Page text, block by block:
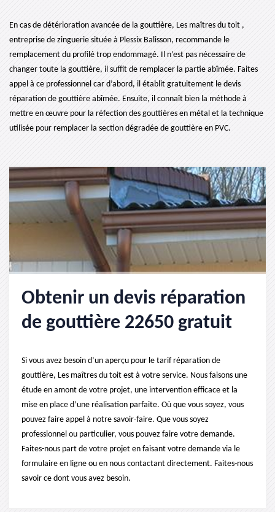
En cas de détérioration avancée de la gouttière, Les maîtres du toit ,
entreprise de zinguerie située à Plessix Balisson, recommande le
remplacement du profilé trop endommagé. Il n’est pas nécessaire de
changer toute la gouttière, il suffit de remplacer la partie abîmée. Faites
appel à ce professionnel car d’abord, il établit gratuitement le devis
réparation de gouttière abîmée. Ensuite, il connaît bien la méthode à
mettre en œuvre pour la réfection des gouttières en métal et la technique
utilisée pour remplacer la section dégradée de gouttière en PVC.
Obtenir un devis réparation
de gouttière 22650 gratuit
Si vous avez besoin d’un aperçu pour le tarif réparation de
gouttière, Les maîtres du toit est à votre service. Nous faisons une
étude en amont de votre projet, une intervention efficace et la
mise en place d’une réalisation parfaite. Où que vous soyez, vous
pouvez faire appel à notre savoir-faire. Que vous soyez
professionnel ou particulier, vous pouvez faire votre demande.
Faites-nous part de votre projet en faisant votre demande via le
formulaire en ligne ou en nous contactant directement. Faites-nous
savoir ce dont vous avez besoin.